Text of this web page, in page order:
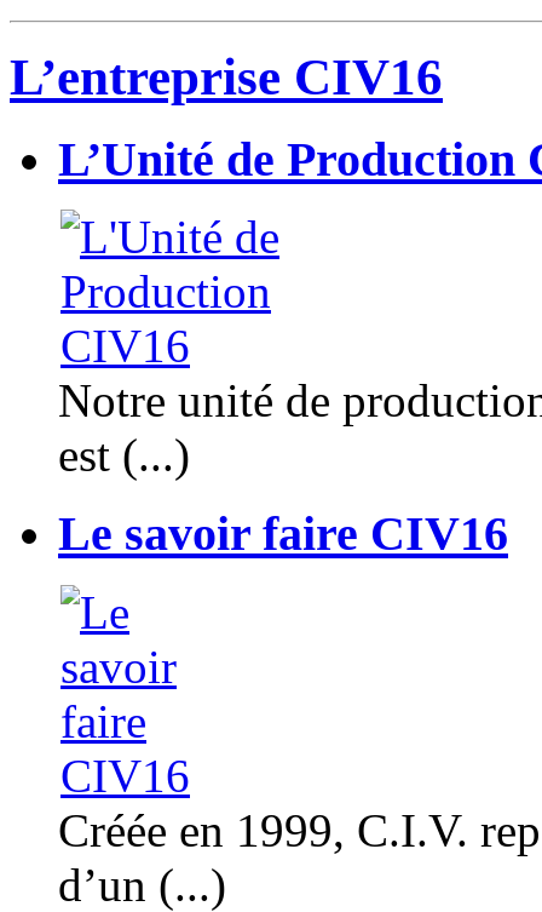
L’entreprise CIV16
L’Unité de Production
Notre unité de
est (...)
Le savoir faire CIV16
Créée en 1999, C.I.V.
d’un (...)